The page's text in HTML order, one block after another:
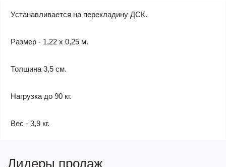
Устанавливается на перекладину ДСК.
Размер - 1,22 х 0,25 м.
Толщина 3,5 см.
Нагрузка до 90 кг.
Вес - 3,9 кг.
Лидеры продаж